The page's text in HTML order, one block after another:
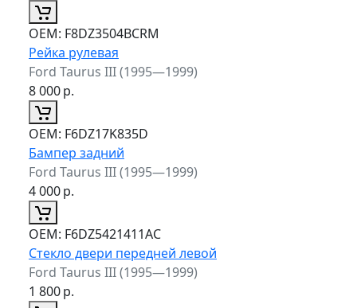
ОЕМ: F8DZ3504BCRM
Рейка рулевая
Ford Taurus III (1995—1999)
8 000р.
ОЕМ: F6DZ17K835D
Бампер задний
Ford Taurus III (1995—1999)
4 000р.
ОЕМ: F6DZ5421411AC
Стекло двери передней левой
Ford Taurus III (1995—1999)
1 800р.